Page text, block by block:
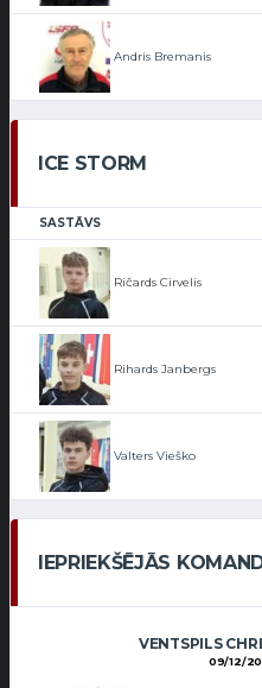
Andris Bremanis
ICE STORM
SASTĀVS
Ričards Cirvelis
Rihards Janbergs
Valters Vieško
IEPRIEKŠĒJĀS
VENTSPILS
09/12/